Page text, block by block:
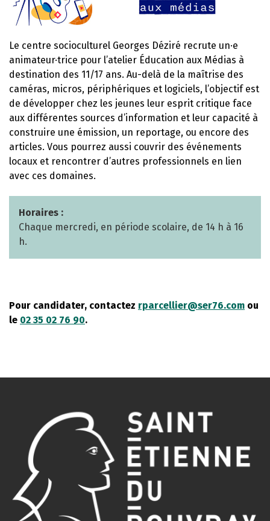
Le centre socioculturel Georges Déziré recrute un·e
animateur·trice pour l’atelier Éducation aux Médias à
destination des 11/17 ans. Au-delà de la maîtrise des
caméras, micros, périphériques et logiciels, l’objectif est
de développer chez les jeunes leur esprit critique face
aux différentes sources d’information et leur capacité à
construire une émission, un reportage, ou encore des
articles. Vous pourrez aussi couvrir des événements
locaux et rencontrer d’autres professionnels en lien
avec ces domaines.
Horaires :
Chaque mercredi, en période scolaire, de 14 h à 16
h.
Pour candidater, contactez rparcellier@ser76.com ou
le 02 35 02 76 90.